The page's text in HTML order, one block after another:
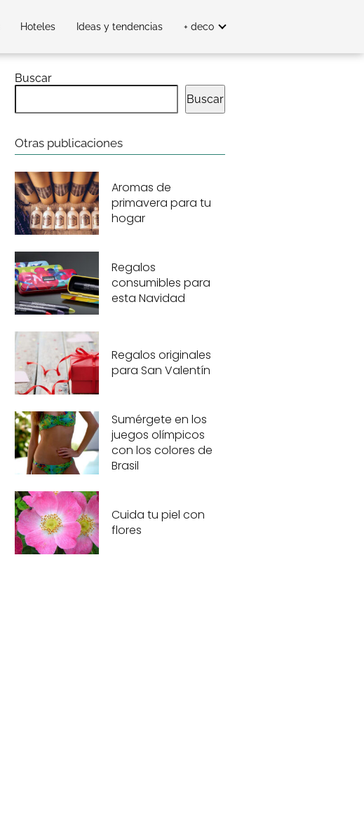
Hoteles Ideas y tendencias + deco
Buscar
Buscar
Otras publicaciones
Aromas de
primavera para tu
hogar
Regalos
consumibles para
esta Navidad
Regalos originales
para San Valentín
Sumérgete en los
juegos olímpicos
con los colores de
Brasil
Cuida tu piel con
flores